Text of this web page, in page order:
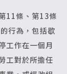
11條、第13條
行為，包括歇
工作在一個月
工對於所擔任